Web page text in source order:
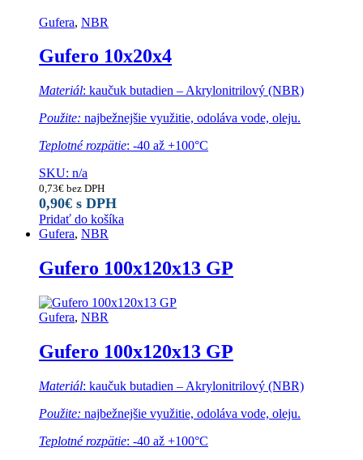
Gufera, NBR
Gufero 10x20x4
Materiál: kaučuk butadien – Akrylonitrilový (NBR)
Použite: najbežnejšie využitie, odoláva vode, oleju.
Teplotné rozpätie: -40 až +100°C
SKU: n/a
0,73€ bez DPH
0,90€ s DPH
Pridať do košíka
Gufera, NBR
Gufero 100x120x13 GP
Gufera, NBR
Gufero 100x120x13 GP
Materiál: kaučuk butadien – Akrylonitrilový (NBR)
Použite: najbežnejšie využitie, odoláva vode, oleju.
Teplotné rozpätie: -40 až +100°C